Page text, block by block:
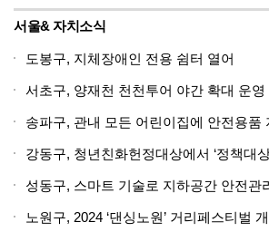
서울& 자치소식
도봉구, 지체장애인 전용 쉼터 열어
서초구, 양재천 천천투어 야간 확대 운영
송파구, 관내 모든 어린이집에 안전용품
강동구, 청년친화헌정대상에서 ‘정책대
성동구, 스마트 기술로 지하공간 안전관
노원구, 2024 ‘댄싱노원’ 거리페스티벌